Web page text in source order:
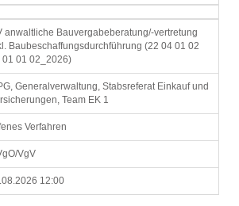
anwaltliche Bauvergabeberatung/-vertretung
Baubeschaffungsdurchführung (22 04 01 02
01 01 02_2026)
Generalverwaltung, Stabsreferat Einkauf und
Team EK 1
Verfahren
VgV
12:00